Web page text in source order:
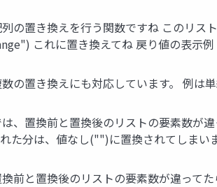
列の置き換えを行う関数ですね このリ
これに置き換えてね 戻り値の表示
数の置き換えにも対応しています。 例
は、置換前と置換後のリストの要素数が
た分は、値なし("")に置換されてしまい
換前と置換後のリストの要素数が違って